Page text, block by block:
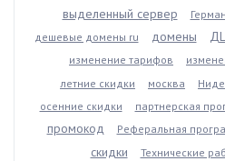
выделенный сервер
дешевые домены ru домены
изменение тарифов
летние скидки
москва
осенние скидки партнерская
промокод
Реферальная
скидки
Технические